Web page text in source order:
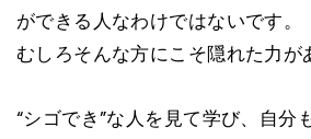
ができる人なわけではないです。
むしろそんな方にこそ隠れた力が
“シゴでき”な人を見て学び、自分